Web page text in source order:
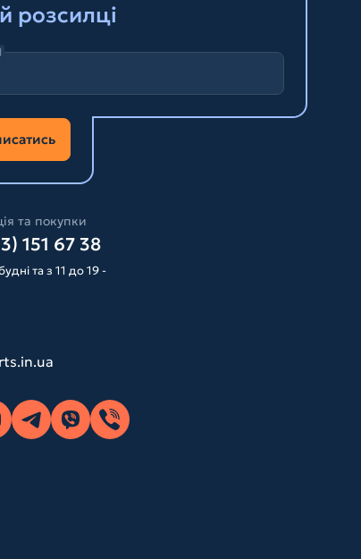
розсилці
та покупки
151 67 38
та з 11 до 19 -